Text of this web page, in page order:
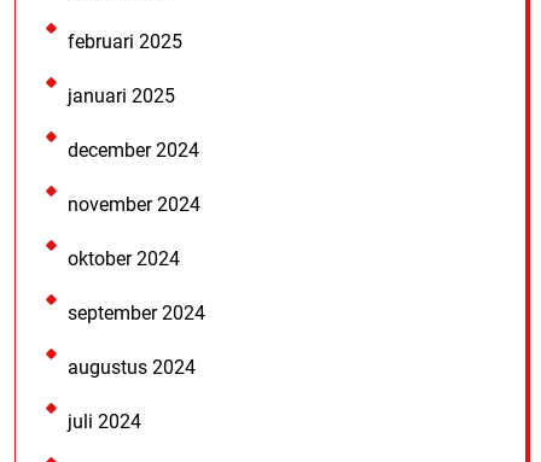
februari 2025
januari 2025
december 2024
november 2024
oktober 2024
september 2024
augustus 2024
juli 2024